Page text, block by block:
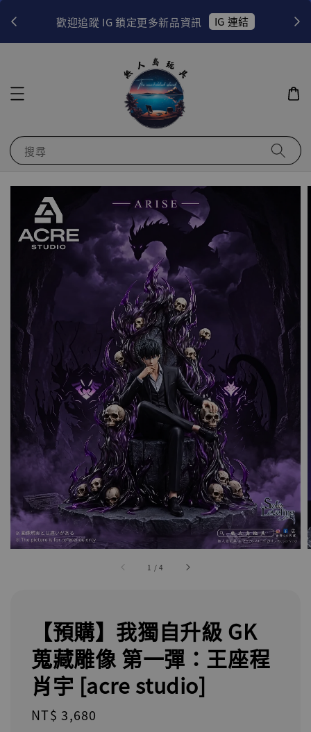
歡迎追蹤 IG 鎖定更多新品資訊 IG 連結
搜尋
1 /4
【預購】我獨自升級 GK
蒐藏雕像 第一彈：王座程
肖宇 [acre studio]
Regular
NT$ 3,680